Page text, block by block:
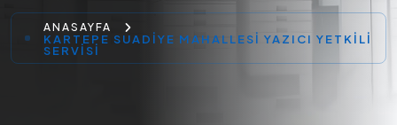
ANASAYFA
KARTEPE SUADIYE MAHALLESI YAZICI YETKILI
SERVISI